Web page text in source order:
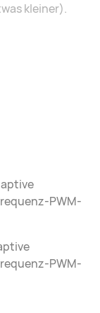
kleiner).
PWM-
PWM-